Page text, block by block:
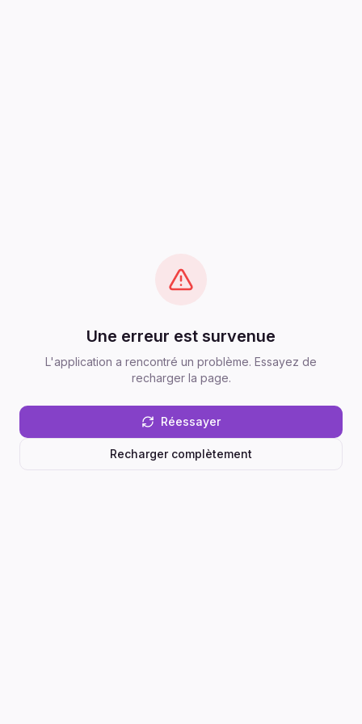
Une erreur est survenue
L'application a rencontré un problème. Essayez de
recharger la page.
Réessayer
Recharger complètement